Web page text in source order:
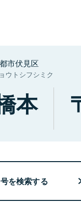
市伏見区
ウトシフシミク
本
を検索する